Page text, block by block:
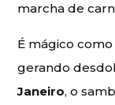
marcha de
É mágico
gerando
Janeiro, o